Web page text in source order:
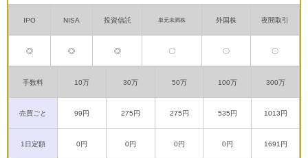
IPO NISA 投資信託 単元未満株 外国株 夜間取引
◎ ◎ ◎ 〇 〇 〇
手数料 10万 30万 50万 100万 300万
売買ごと 99円 275円 275円 535円 1013円
1日定額 0円 0円 0円 0円 1691円